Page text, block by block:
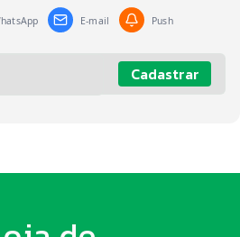
E-mail Push
Cadastrar